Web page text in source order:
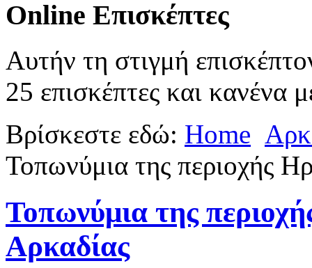
Online Επισκέπτες
Αυτήν τη στιγμή
25 επισκέπτες και κανένα
Βρίσκεστε εδώ: Home
Τοπωνύμια της περιοχής
Τοπωνύμια της
Αρκαδίας